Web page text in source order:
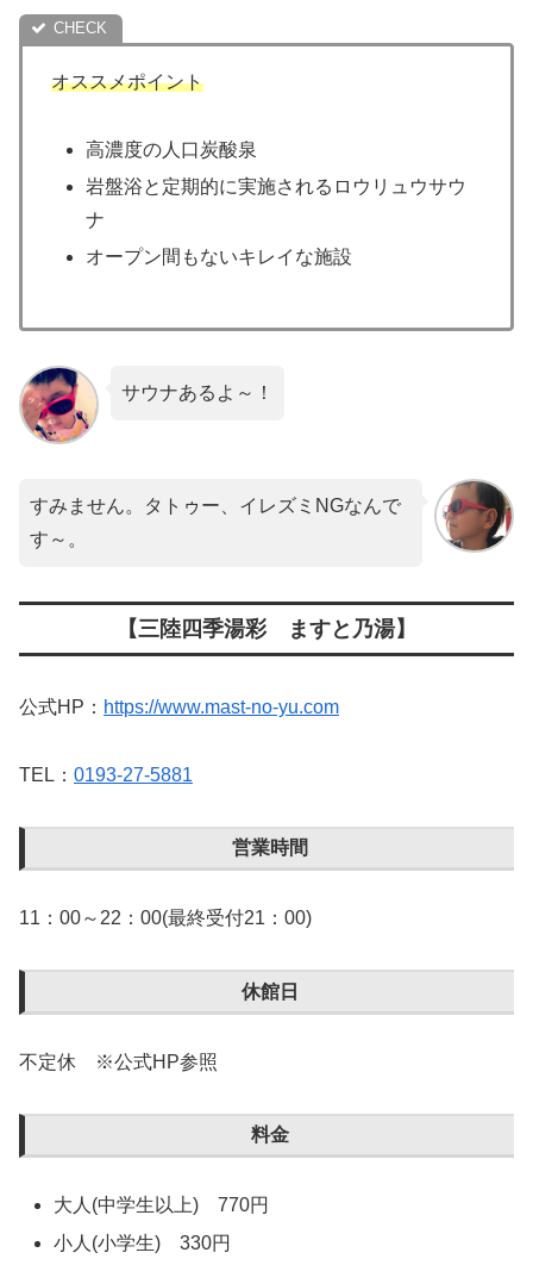
オススメポイント
高濃度の人口炭酸泉
岩盤浴と定期的に実施されるロウリュウサウ
ナ
オープン間もないキレイな施設
サウナあるよ～！
すみません。タトゥー、イレズミNGなんで
す～。
【三陸四季湯彩 ますと乃湯】
公式HP： https://www.mast-no-yu.com
TEL： 0193-27-5881
営業時間
11：00～22：00(最終受付21：00)
休館日
不定休 ※公式HP参照
料金
大人(中学生以上) 770円
小人(小学生) 330円